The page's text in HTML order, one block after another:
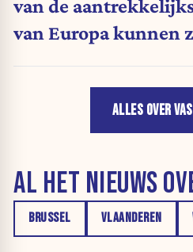
van de
van Europa kunnen
ALLES OVER
AL HET NIEUWS
BRUSSEL VLAANDEREN